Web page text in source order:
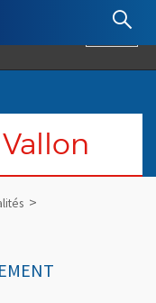
: Retour à l'accueil